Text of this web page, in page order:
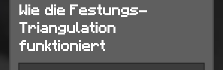
Wie die Festungs-
Triangulation
funktioniert